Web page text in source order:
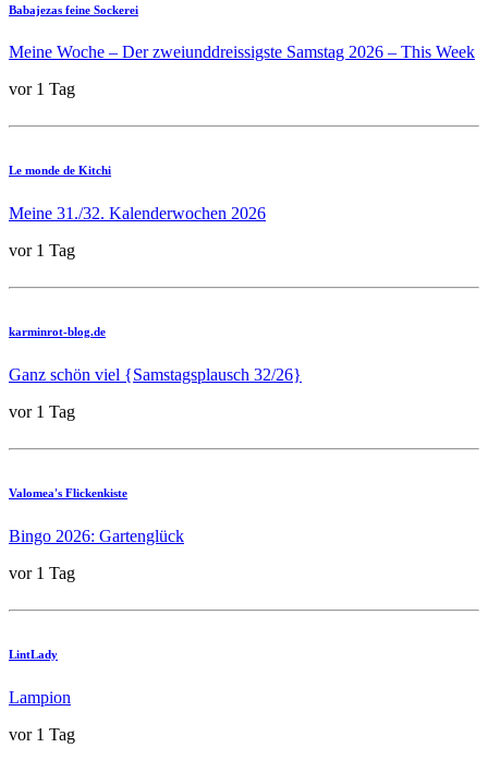
Babajezas feine Sockerei
Meine Woche – Der zweiunddreissigste Samstag 2026 – This Week
vor 1 Tag
Le monde de Kitchi
Meine 31./32. Kalenderwochen 2026
vor 1 Tag
karminrot-blog.de
Ganz schön viel {Samstagsplausch 32/26}
vor 1 Tag
Valomea's Flickenkiste
Bingo 2026: Gartenglück
vor 1 Tag
LintLady
Lampion
vor 1 Tag